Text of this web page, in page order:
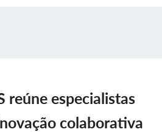
reúne especialistas
colaborativa